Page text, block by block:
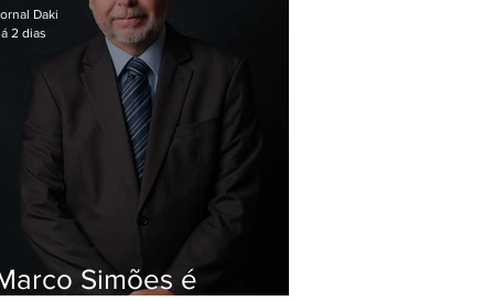
Simões é
Daki
2 dias